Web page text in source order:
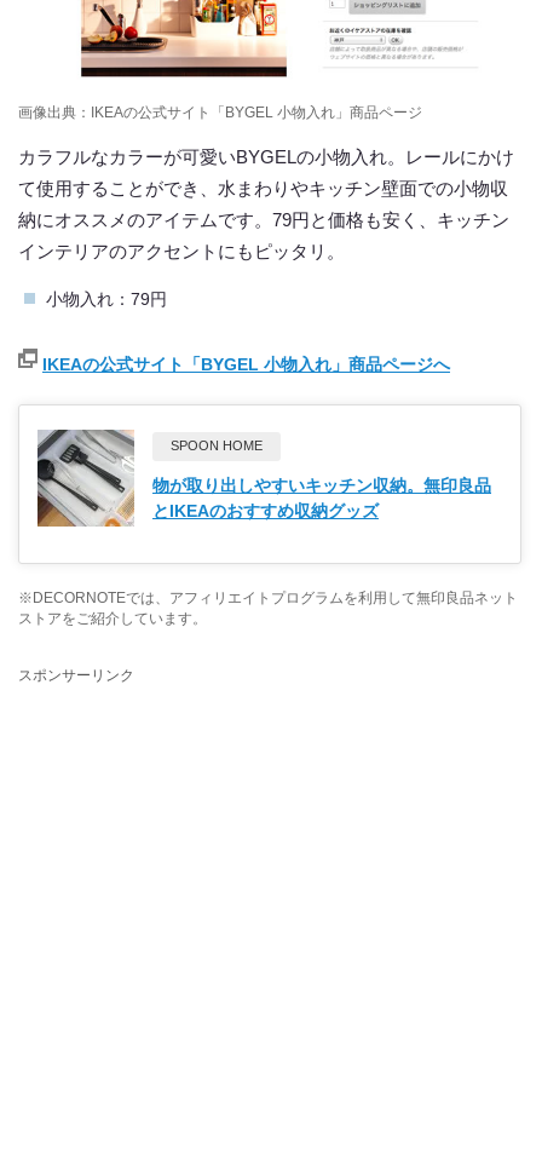
画像出典：IKEAの公式サイト「BYGEL 小物入れ」商品ページ
カラフルなカラーが可愛いBYGELの小物入れ。レールにかけ
て使用することができ、水まわりやキッチン壁面での小物収
納にオススメのアイテムです。79円と価格も安く、キッチン
インテリアのアクセントにもピッタリ。
小物入れ：79円
IKEAの公式サイト「BYGEL 小物入れ」商品ページへ
SPOON HOME
物が取り出しやすいキッチン収納。無印良品
とIKEAのおすすめ収納グッズ
※DECORNOTEでは、アフィリエイトプログラムを利用して無印良品ネット
ストアをご紹介しています。
スポンサーリンク